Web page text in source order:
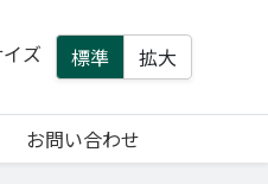
ズ 標準 拡大
お問い合わせ